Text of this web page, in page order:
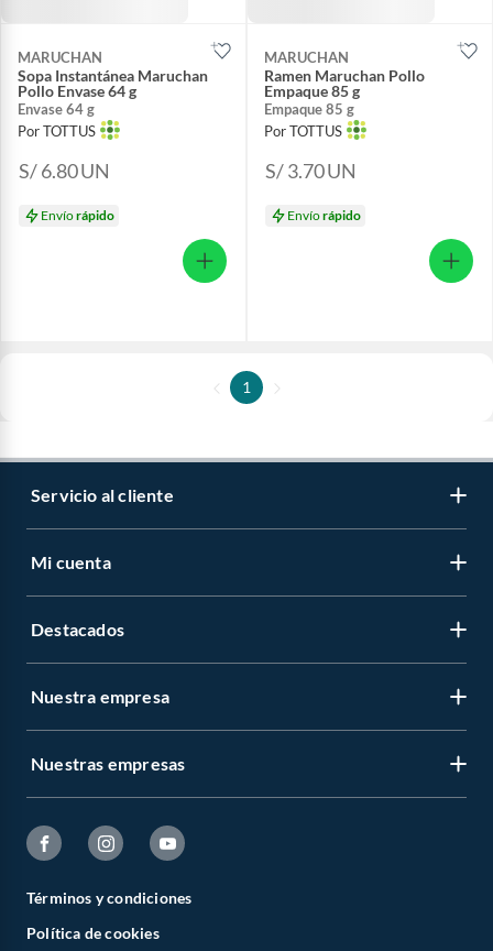
MARUCHAN
Sopa Instantánea Maruchan
Pollo Envase 64 g
Envase 64 g
Por TOTTUS
S/ 6.80UN
Envíorápido
MARUCHAN
Ramen Maruchan Pollo
Empaque 85 g
Empaque 85 g
Por TOTTUS
S/ 3.70UN
Envíorápido
1
Servicio al cliente
Mi cuenta
Destacados
Nuestra empresa
Nuestras empresas
Términos y condiciones
Política de cookies